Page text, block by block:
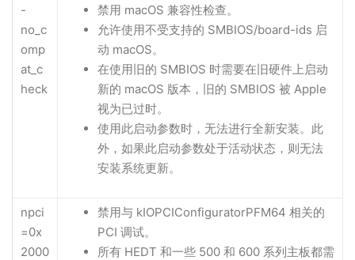
-
no_c
omp
at_c
heck
禁用 macOS 兼容性检查。
允许使用不受支持的 SMBIOS/board-ids 启
动 macOS。
在使用旧的 SMBIOS 时需要在旧硬件上启动
新的 macOS 版本，旧的 SMBIOS 被 Apple
视为已过时。
使用此启动参数时，无法进行全新安装。此
外，如果此启动参数处于活动状态，则无法
安装系统更新。
npci
=0x
2000
禁用与 kIOPCIConfiguratorPFM64 相关的
PCI 调试。
所有 HEDT 和一些 500 和 600 系列主板都需